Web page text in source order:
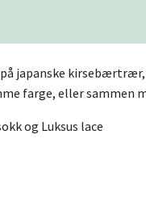
japanske
farge, eller sammen
og Luksus lace